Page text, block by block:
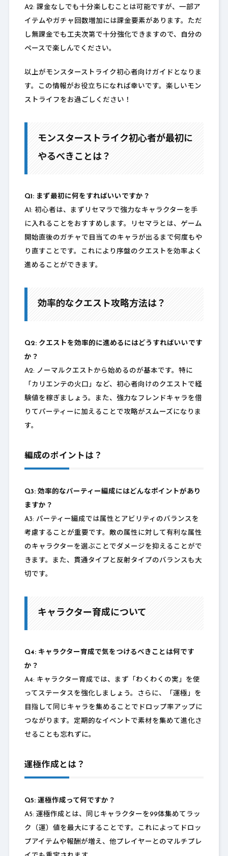
A2: 課金なしでも十分楽しむことは可能ですが、一部ア
イテムやガチャ回数増加には課金要素があります。ただ
し無課金でも工夫次第で十分強化できますので、自分の
ペースで楽しんでください。
以上がモンスターストライク初心者向けガイドとなりま
す。この情報がお役立ちになれば幸いです。楽しいモン
ストライフをお過ごしください！
モンスターストライク初心者が最初に
やるべきことは？
Q1: まず最初に何をすればいいですか？
A1: 初心者は、まずリセマラで強力なキャラクターを手
に入れることをおすすめします。リセマラとは、ゲーム
開始直後のガチャで目当てのキャラが出るまで何度もや
り直すことです。これにより序盤のクエストを効率よく
進めることができます。
効率的なクエスト攻略方法は？
Q2: クエストを効率的に進めるにはどうすればいいです
か？
A2: ノーマルクエストから始めるのが基本です。特に
「カリエンテの火口」など、初心者向けのクエストで経
験値を稼ぎましょう。また、強力なフレンドキャラを借
りてパーティーに加えることで攻略がスムーズになりま
す。
編成のポイントは？
Q3: 効率的なパーティー編成にはどんなポイントがあり
ますか？
A3: パーティー編成では属性とアビリティのバランスを
考慮することが重要です。敵の属性に対して有利な属性
のキャラクターを選ぶことでダメージを抑えることがで
きます。また、貫通タイプと反射タイプのバランスも大
切です。
キャラクター育成について
Q4: キャラクター育成で気をつけるべきことは何です
か？
A4: キャラクター育成では、まず「わくわくの実」を使
ってステータスを強化しましょう。さらに、「運極」を
目指して同じキャラを集めることでドロップ率アップに
つながります。定期的なイベントで素材を集めて進化さ
せることも忘れずに。
運極作成とは？
Q5: 運極作成って何ですか？
A5: 運極作成とは、同じキャラクターを99体集めてラッ
ク（運）値を最大にすることです。これによってドロッ
プアイテムや報酬が増え、他プレイヤーとのマルチプレ